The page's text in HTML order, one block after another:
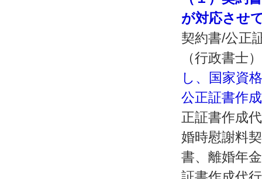
が対応させ
契約書/公正
（行政書士
し、国家資
公正証書作
正証書作成
婚時慰謝料
書、離婚年